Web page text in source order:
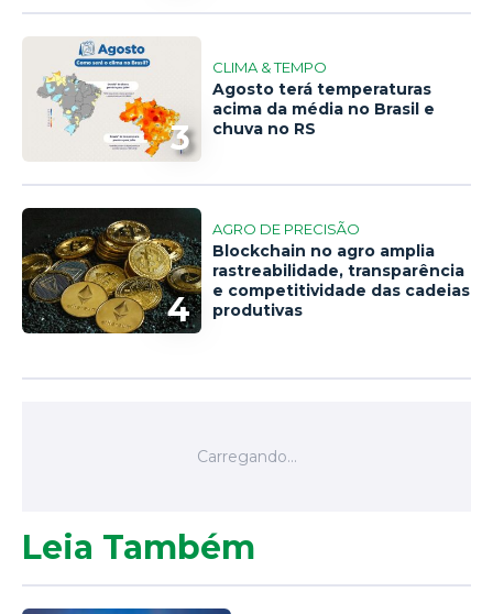
3
CLIMA & TEMPO
Agosto terá temperaturas
acima da média no Brasil e
chuva no RS
4
AGRO DE PRECISÃO
Blockchain no agro amplia
rastreabilidade, transparência
e competitividade das cadeias
produtivas
Leia Também